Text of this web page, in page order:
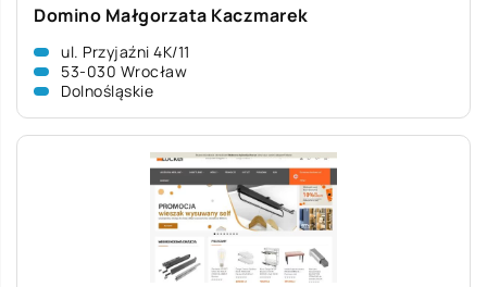
Domino Małgorzata Kaczmarek
ul. Przyjaźni 4K/11
53-030 Wrocław
Dolnośląskie